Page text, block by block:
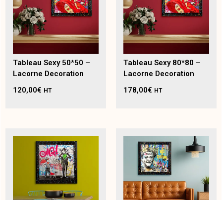
Tableau Sexy 50*50 –
Lacorne Decoration
120,00€ HT
Tableau Sexy 80*80 –
Lacorne Decoration
178,00€ HT